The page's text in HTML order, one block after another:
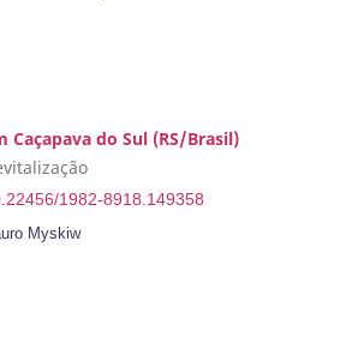
Caçapava do Sul (RS/Brasil)
1982-8918.149358
Myskiw